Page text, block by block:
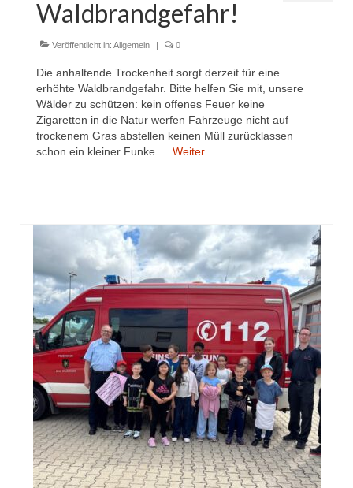
Dienstplan
Katastrophenschutz
GDekonP-Zug
Dienstplan Dekon-Zug
KatS-Zug
Infos
Termine
Chronik des Musikzug
Christkindwiegen
Christkindwiegen 2024
Christkindwiegen 2023
Christkindwiegen 2022
Waldbrandgefahr!
Veröffentlicht in: Allgemein | 0
Die anhaltende Trockenheit sorgt derzeit für eine
erhöhte Waldbrandgefahr. Bitte helfen Sie mit, unsere
Wälder zu schützen: kein offenes Feuer keine
Zigaretten in die Natur werfen Fahrzeuge nicht auf
trockenem Gras abstellen keinen Müll zurücklassen
schon ein kleiner Funke … Weiter